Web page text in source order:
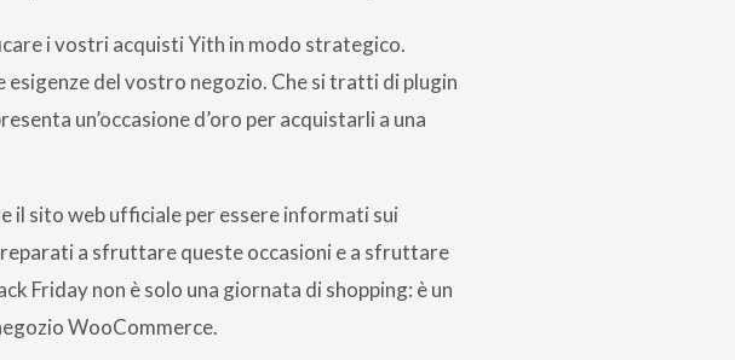
i vostri acquisti Yith in modo strategico.
del vostro negozio. Che si tratti di plugin
un’occasione d’oro per acquistarli a una
il sito web ufficiale per essere informati sui
a sfruttare queste occasioni e a sfruttare
Friday non è solo una giornata di shopping: è un
WooCommerce.